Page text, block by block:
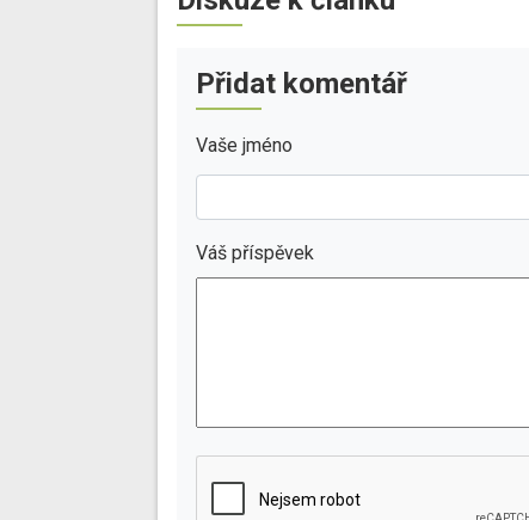
Přidat komentář
Vaše jméno
Váš příspěvek